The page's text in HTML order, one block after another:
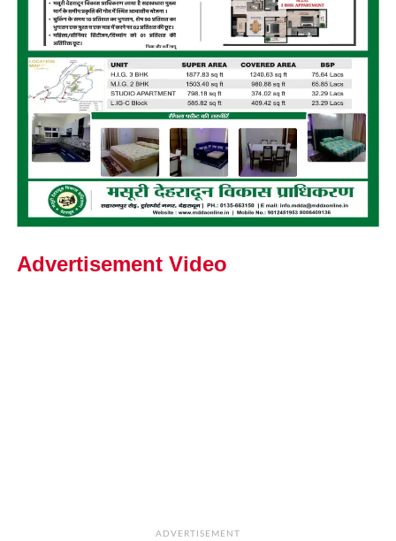
Advertisement Video
ADVERTISEMENT